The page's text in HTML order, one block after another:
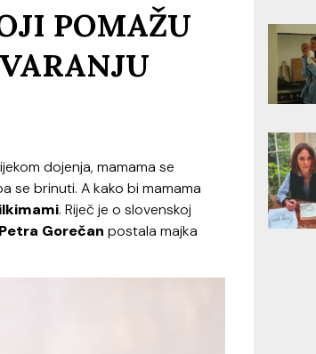
POMAŽU
dojenja, mamama se
se brinuti. A kako bi mamama
. Riječ je o slovenskoj
Petra Gorečan postala majka